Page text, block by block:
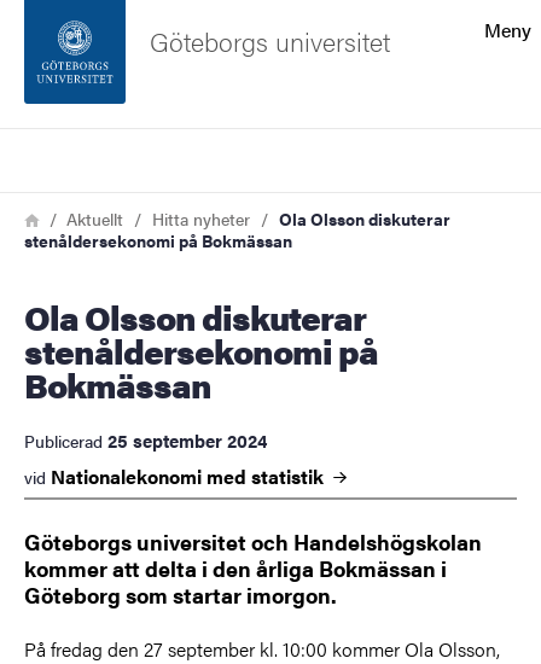
Sidfoten
Om webbplatsen
Meny
Göteborgs universitet
Länkstig
HemAktuellt Hitta nyheter
Ola Olsson diskuterar
stenåldersekonomi på Bokmässan
Ola Olsson diskuterar
stenåldersekonomi på
Bokmässan
Publicerad 25 september 2024
vid Nationalekonomi med statistik
Göteborgs universitet och Handelshögskolan
kommer att delta i den årliga Bokmässan i
Göteborg som startar imorgon.
På fredag den 27 september kl. 10:00 kommer Ola Olsson,